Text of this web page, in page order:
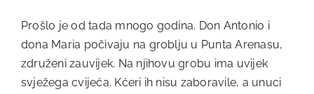
Prošlo je od tada mnogo godina. Don Antonio i
dona Maria počivaju na groblju u Punta Arenasu,
združeni zauvijek. Na njihovu grobu ima uvijek
svježega cvijeća. Kćeri ih nisu zaboravile, a unuci